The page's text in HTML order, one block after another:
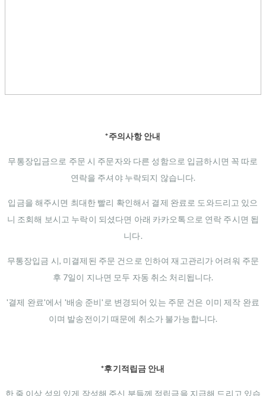
*주의사항 안내
무통장입금으로 주문 시 주문자와 다른 성함으로 입금하시면 꼭 따로
연락을 주셔야 누락되지 않습니다.
입금을 해주시면 최대한 빨리 확인해서 결제 완료로 도와드리고 있으
니 조회해 보시고 누락이 되셨다면 아래 카카오톡으로 연락 주시면 됩
니다.
무통장입금 시, 미결제된 주문 건으로 인하여 재고관리가 어려워 주문
후 7일이 지나면 모두 자동 취소 처리됩니다.
'결제 완료'에서 '배송 준비'로 변경되어 있는 주문 건은 이미 제작 완료
이며 발송전이기 때문에 취소가 불가능합니다.
*후기적립금 안내
한 줄 이상 성의 있게 작성해 주신 분들께 적립금을 지급해 드리고 있습